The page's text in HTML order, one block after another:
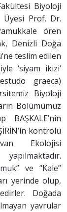
Biyoloji
Üyesi Prof. Dr.
ören
Denizli Doğa
teslim edilen
‘siyam ikizi’
graeca)
Biyoloji
Bölümümüz
kontrolü
Ekolojisi
ve “Kale”
yerinde olup,
Doğada
yavrular